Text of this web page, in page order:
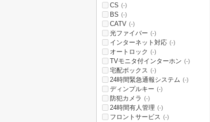
CS (-)
BS (-)
CATV (-)
光ファイバー (-)
インターネット対応 (-)
オートロック (-)
TVモニタ付インターホン (-)
宅配ボックス (-)
24時間緊急通報システム (-)
ディンプルキー (-)
防犯カメラ (-)
24時間有人管理 (-)
フロントサービス (-)